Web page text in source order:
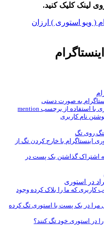
لینک کلیک کنید.
( ویو استوری ) ارزان
اینستاگرام با خارج کردن تگ از
اشتراک گذاشتن یک پست در
در استوری
کاربری که ما را بلاک کرده وجود
مرا در یک پست یا استوری تگ کرده